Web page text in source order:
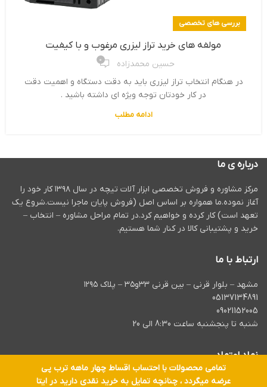
تمامی محصولات با احتساب اقساط چهار ماهه ترب پی
عرضه میگردد ، چنانچه تمایل به خرید نقدی دارید در ایتا
بررسی های تخصصی
مولفه های خرید تراز لیزری مرغوب و با کیفیت
حسین محمدزاده 0
در هنگام انتخاب تراز لیزری باید به دقت دستگاه و اهمیت دقت
در کار خودتان توجه ویژه ای داشته باشید .
ادامه مطلب
درباره ی ما
مرکز مشاوره و فروش تخصصی ابزار آلات تیچه در سال ۱۳۹۸ کار خود را
آغاز نموده.ما همواره بر اساس اصل (فروش پایان ماجرا نیست.شروع یک
تعهد است) کار کرده و خواهیم کرد.در تمام مراحل مشاوره – انتخاب –
خرید و پشتیبانی کالا در کنار شما هستیم.
ارتباط با ما
مشهد – بلوار قرنی – بین قرنی ۳۳و۳۵ – پلاک ۱۲۹۵
05137134891
09021152005
شنبه تا پنجشنبه ساعت 8:30 الی 20
نماد اعتماد